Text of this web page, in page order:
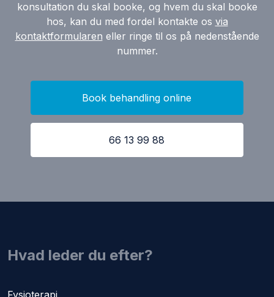
konsultation du skal booke, og hvem du skal booke
hos, kan du med fordel kontakte os via
kontaktformularen eller ringe til os på nedenstående
nummer.
Book behandling online
66 13 99 88
​Hvad leder du efter?